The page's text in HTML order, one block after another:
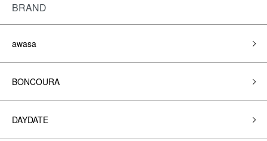
BRAND
awasa
BONCOURA
DAYDATE